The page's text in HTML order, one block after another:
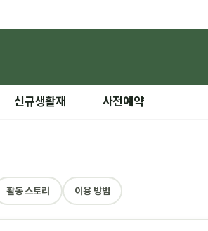
신규생활재 사전예약
활동 스토리 이용 방법